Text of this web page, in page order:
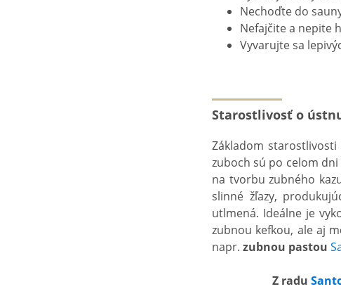
Nechoďte do
Nefajčite a nepite
Vyvarujte sa
Starostlivosť o
Základom
zuboch sú po celom
na tvorbu zubného
slinné žľazy,
utlmená. Ideálne je
zubnou kefkou, ale aj m
napr. zubnou pastou
Z radu